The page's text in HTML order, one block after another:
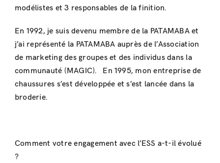
modélistes et 3 responsables de la finition.
En 1992, je suis devenu membre de la PATAMABA et
j’ai représenté la PATAMABA auprès de l’Association
de marketing des groupes et des individus dans la
communauté (MAGIC). En 1995, mon entreprise de
chaussures s’est développée et s’est lancée dans la
broderie.
Comment votre engagement avec l’ESS a-t-il évolué
?